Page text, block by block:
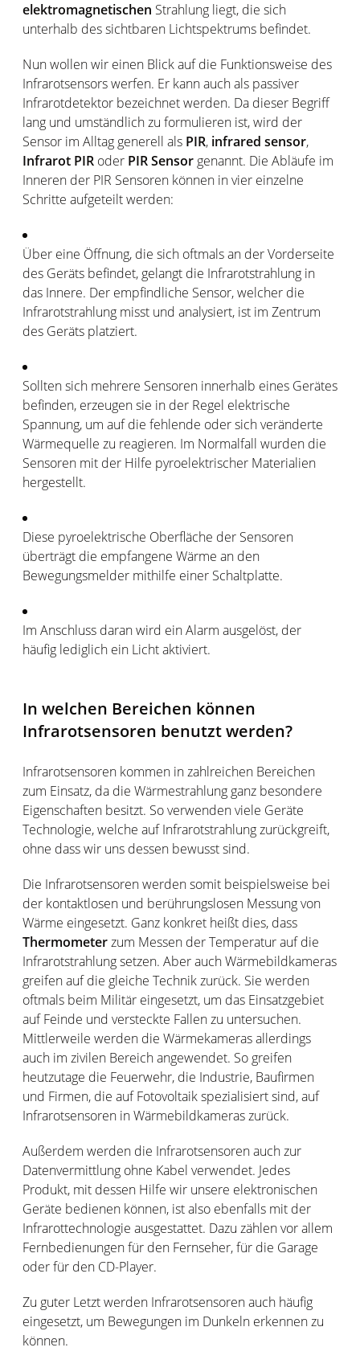
elektromagnetischen Strahlung liegt, die sich
unterhalb des sichtbaren Lichtspektrums befindet.
Nun wollen wir einen Blick auf die Funktionsweise des
Infrarotsensors werfen. Er kann auch als passiver
Infrarotdetektor bezeichnet werden. Da dieser Begriff
lang und umständlich zu formulieren ist, wird der
Sensor im Alltag generell als PIR, infrared sensor,
Infrarot PIR oder PIR Sensor genannt. Die Abläufe im
Inneren der PIR Sensoren können in vier einzelne
Schritte aufgeteilt werden:
Über eine Öffnung, die sich oftmals an der Vorderseite
des Geräts befindet, gelangt die Infrarotstrahlung in
das Innere. Der empfindliche Sensor, welcher die
Infrarotstrahlung misst und analysiert, ist im Zentrum
des Geräts platziert.
Sollten sich mehrere Sensoren innerhalb eines Gerätes
befinden, erzeugen sie in der Regel elektrische
Spannung, um auf die fehlende oder sich veränderte
Wärmequelle zu reagieren. Im Normalfall wurden die
Sensoren mit der Hilfe pyroelektrischer Materialien
hergestellt.
Diese pyroelektrische Oberfläche der Sensoren
überträgt die empfangene Wärme an den
Bewegungsmelder mithilfe einer Schaltplatte.
Im Anschluss daran wird ein Alarm ausgelöst, der
häufig lediglich ein Licht aktiviert.
In welchen Bereichen können
Infrarotsensoren benutzt werden?
Infrarotsensoren kommen in zahlreichen Bereichen
zum Einsatz, da die Wärmestrahlung ganz besondere
Eigenschaften besitzt. So verwenden viele Geräte
Technologie, welche auf Infrarotstrahlung zurückgreift,
ohne dass wir uns dessen bewusst sind.
Die Infrarotsensoren werden somit beispielsweise bei
der kontaktlosen und berührungslosen Messung von
Wärme eingesetzt. Ganz konkret heißt dies, dass
Thermometerzum Messen der Temperatur auf die
Infrarotstrahlung setzen. Aber auch Wärmebildkameras
greifen auf die gleiche Technik zurück. Sie werden
oftmals beim Militär eingesetzt, um das Einsatzgebiet
auf Feinde und versteckte Fallen zu untersuchen.
Mittlerweile werden die Wärmekameras allerdings
auch im zivilen Bereich angewendet. So greifen
heutzutage die Feuerwehr, die Industrie, Baufirmen
und Firmen, die auf Fotovoltaik spezialisiert sind, auf
Infrarotsensoren in Wärmebildkameras zurück.
Außerdem werden die Infrarotsensoren auch zur
Datenvermittlung ohne Kabel verwendet. Jedes
Produkt, mit dessen Hilfe wir unsere elektronischen
Geräte bedienen können, ist also ebenfalls mit der
Infrarottechnologie ausgestattet. Dazu zählen vor allem
Fernbedienungen für den Fernseher, für die Garage
oder für den CD-Player.
Zu guter Letzt werden Infrarotsensoren auch häufig
eingesetzt, um Bewegungen im Dunkeln erkennen zu
können.